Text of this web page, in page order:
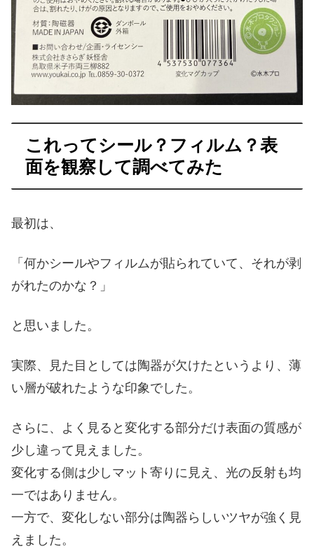
これってシール？フィルム？表
面を観察して調べてみた
最初は、
「何かシールやフィルムが貼られていて、それが剥
がれたのかな？」
と思いました。
実際、見た目としては陶器が欠けたというより、薄
い層が破れたような印象でした。
さらに、よく見ると変化する部分だけ表面の質感が
少し違って見えました。
変化する側は少しマット寄りに見え、光の反射も均
一ではありません。
一方で、変化しない部分は陶器らしいツヤが強く見
えました。